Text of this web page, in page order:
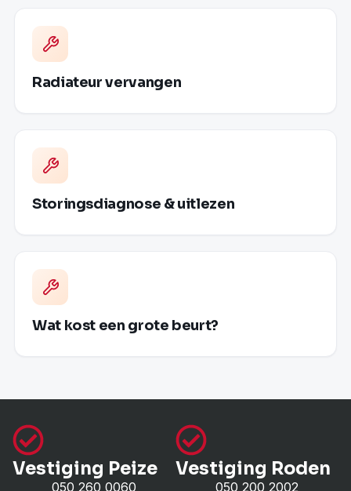
Radiateur vervangen
Storingsdiagnose & uitlezen
Wat kost een grote beurt?
Vestiging Peize
050 260 0060
Vestiging Roden
050 200 2002